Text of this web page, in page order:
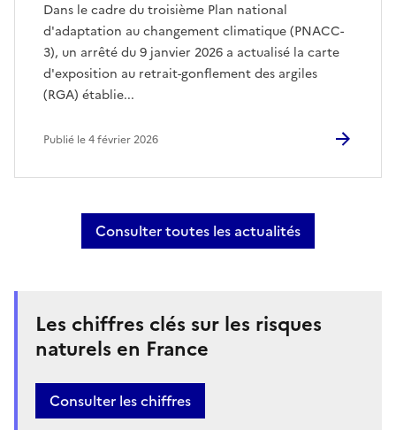
Dans le cadre du troisième Plan national
d'adaptation au changement climatique (PNACC-
3), un arrêté du 9 janvier 2026 a actualisé la carte
d'exposition au retrait-gonflement des argiles
(RGA) établie...
Publié le 4 février 2026
Consulter toutes les actualités
Les chiffres clés sur les risques
naturels en France
Bouton
Consulter les chiffres